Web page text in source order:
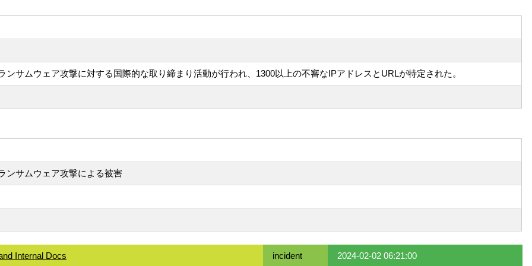
サムウェア攻撃に対する国際的な取り締まり活動が行われ、1300以上の不審なIPアドレスとURLが特定された。
ンサムウェア攻撃による被害
Internal Docs incident 2024-02-02 06:21:00